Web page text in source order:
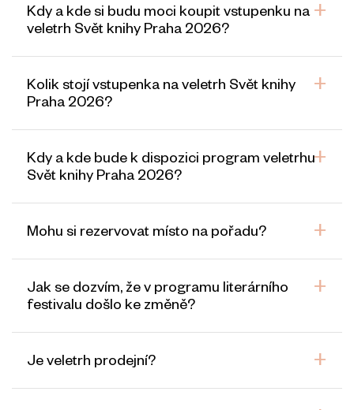
Kdy a kde si budu moci koupit vstupenku na
veletrh Svět knihy Praha 2026?
Kolik stojí vstupenka na veletrh Svět knihy
Praha 2026?
Kdy a kde bude k dispozici program veletrhu
Svět knihy Praha 2026?
Mohu si rezervovat místo na pořadu?
Jak se dozvím, že v programu literárního
festivalu došlo ke změně?
Je veletrh prodejní?